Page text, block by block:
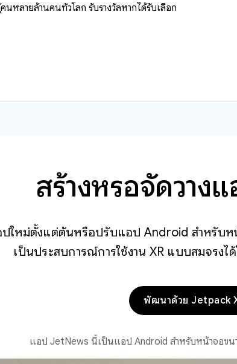
หลายล้านคนทั่วโลก รับรางวัลหากได้รับเลือก
สร้างหรือจัดวาง
ใหม่ตั้งแต่ต้นหรือปรับแอป Android สำหรับ
เป็นประสบการณ์การใช้งาน XR แบบสมจริง
พัฒนาด้วย Jetpack
แอป JetNews นี้เป็นแอป Android สำหรับหน้าจอข